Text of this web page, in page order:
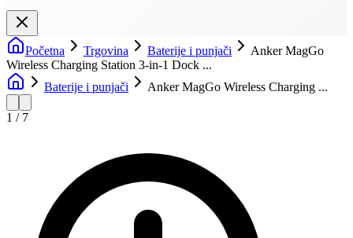
Početna Trgovina Baterije i punjači
Anker MagGo
Wireless Charging Station 3-in-1 Dock ...
Baterije i punjači
Anker MagGo Wireless Charging ...
1 / 7